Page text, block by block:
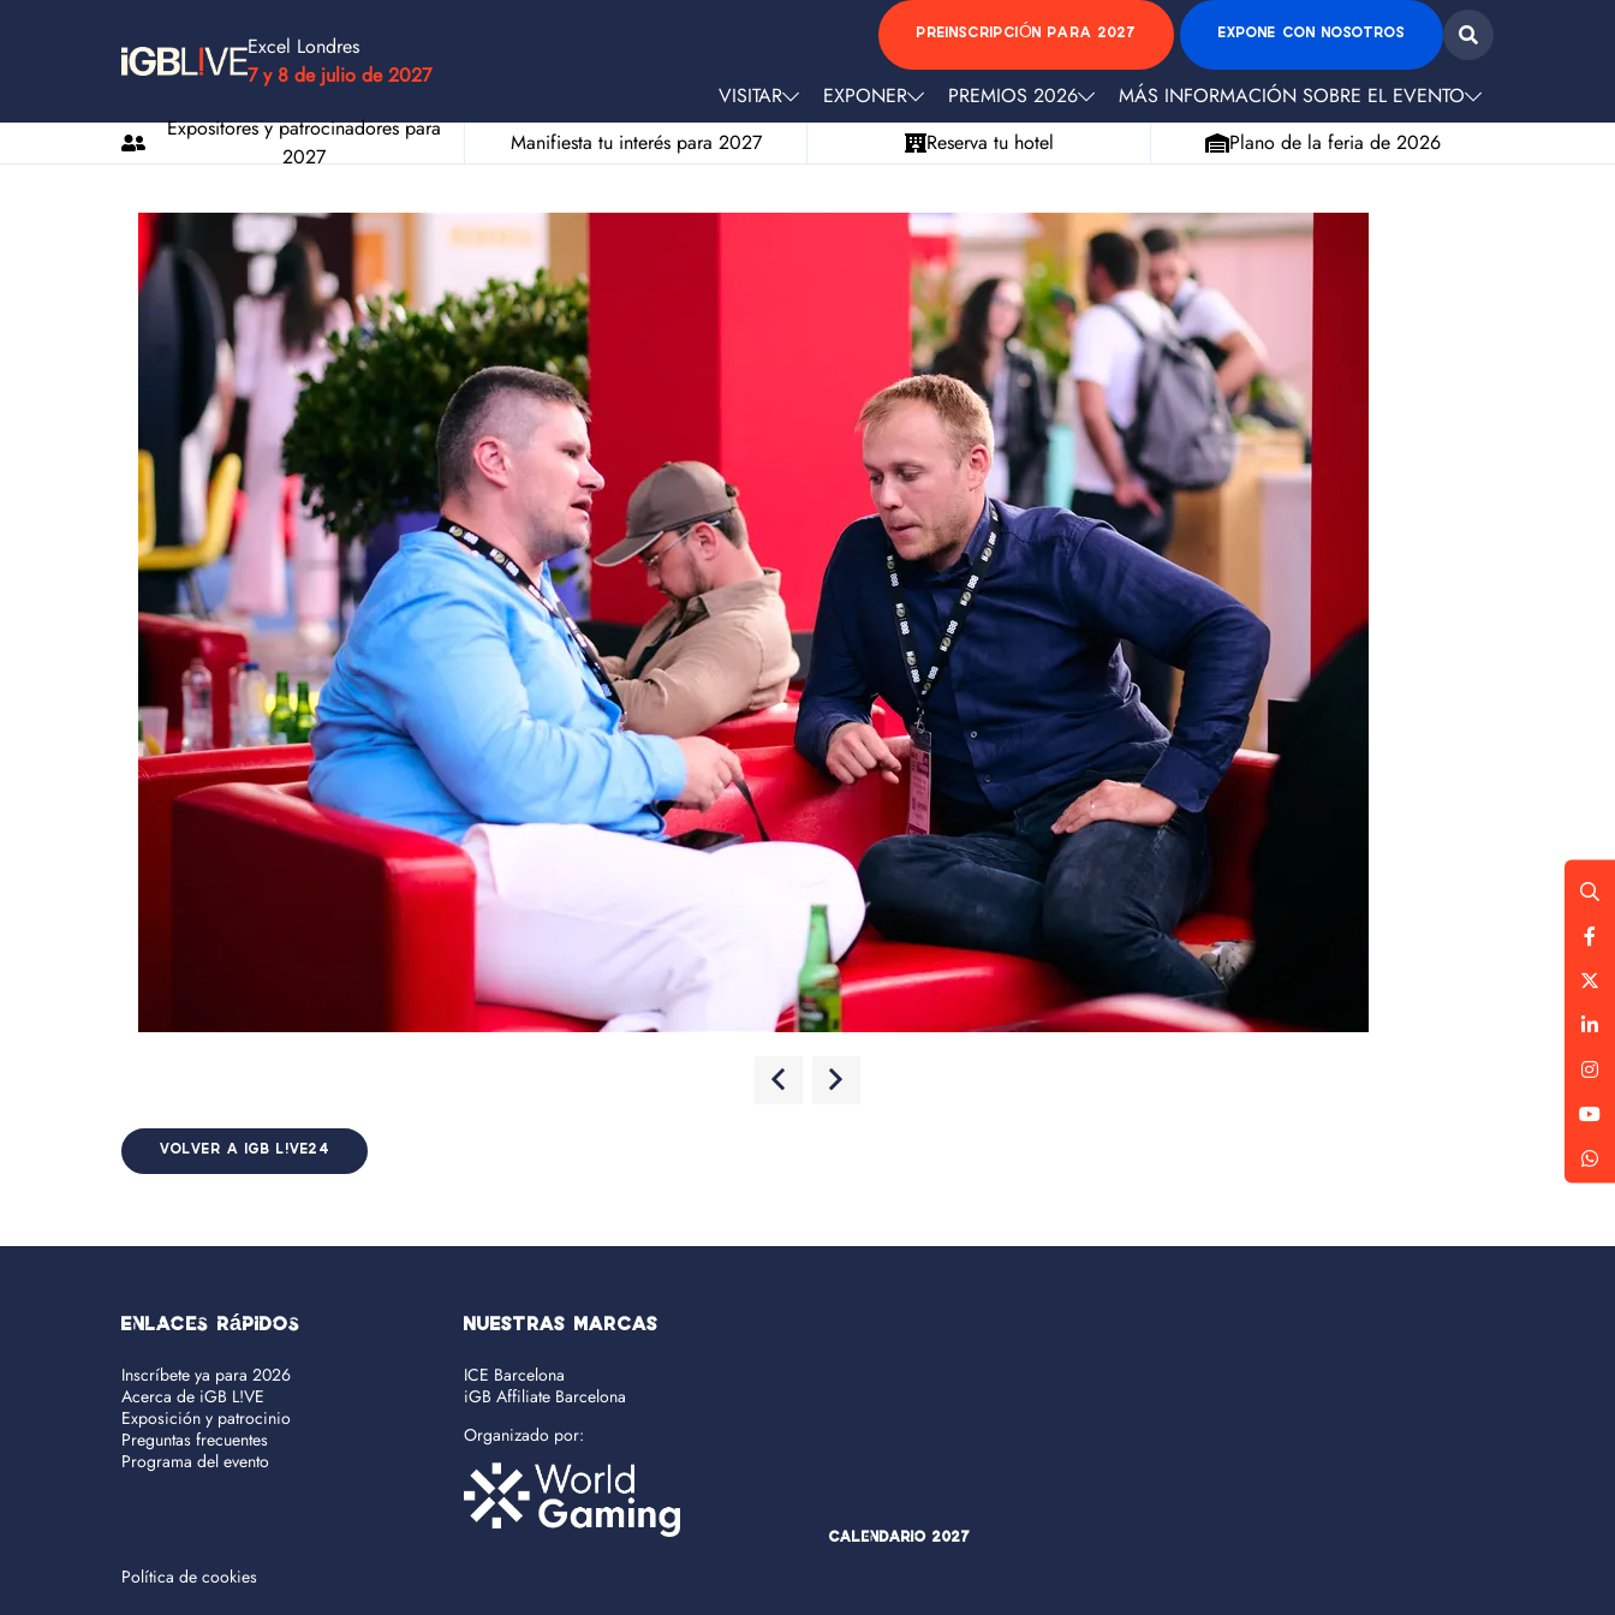
Excel Londres
7 y 8 de julio de 2027
PREINSCRIPCIÓN PARA 2027 EXPONE CON NOSOTROS
VISITAR EXPONER PREMIOS 2026
MÁS INFORMACIÓN SOBRE EL EVENTO
Expositores y patrocinadores para
2027
Manifiesta tu interés para 2027 Reserva tu hotel Plano de la feria de 2026
VOLVER A IGB L!VE24
Enlaces rápidos
Inscríbete ya para 2026
Acerca de iGB L!VE
Exposición y patrocinio
Preguntas frecuentes
Programa del evento
Política de cookies
NUESTRAS MARCAS
ICE Barcelona
iGB Affiliate Barcelona
Organizado por:
Calendario 2027